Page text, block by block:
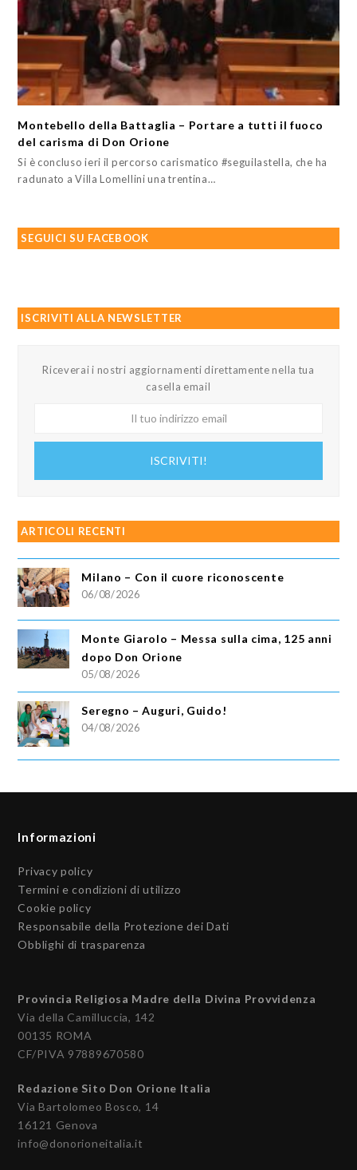
Montebello della Battaglia – Portare a tutti il fuoco
del carisma di Don Orione
Si è concluso ieri il percorso carismatico #seguilastella, che ha
radunato a Villa Lomellini una trentina…
SEGUICI SU FACEBOOK
ISCRIVITI ALLA NEWSLETTER
Riceverai i nostri aggiornamenti direttamente nella tua
casella email
ISCRIVITI!
ARTICOLI RECENTI
Milano – Con il cuore riconoscente
06/08/2026
Monte Giarolo – Messa sulla cima, 125 anni
dopo Don Orione
05/08/2026
Seregno – Auguri, Guido!
04/08/2026
Informazioni
Privacy policy
Termini e condizioni di utilizzo
Cookie policy
Responsabile della Protezione dei Dati
Obblighi di trasparenza
Provincia Religiosa Madre della Divina Provvidenza
Via della Camilluccia, 142
00135 ROMA
CF/PIVA 97889670580
Redazione Sito Don Orione Italia
Via Bartolomeo Bosco, 14
16121 Genova
info@donorioneitalia.it